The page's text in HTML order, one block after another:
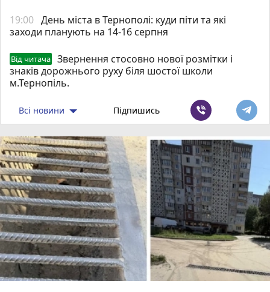
19:00 День міста в Тернополі: куди піти та які
заходи планують на 14-16 серпня
Від читача
Звернення стосовно нової розмітки і
знаків дорожнього руху біля шостої школи
м.Тернопіль.
Всі новини Підпишись